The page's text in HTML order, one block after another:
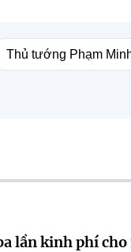
Thủ tướng Phạm
lần kinh phí